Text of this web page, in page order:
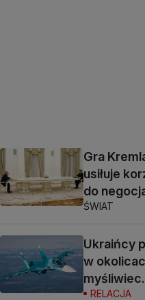
Gra
usiłuje
do
ŚWIAT
Ukraińcy
w
RELACJA